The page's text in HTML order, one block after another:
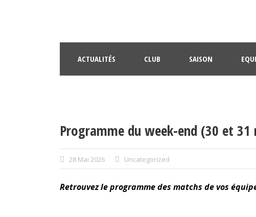
ACTUALITÉS CLUB SAISON
Programme du week-end (30 et 31
28 Mai 2026 Uncategorized
Retrouvez le programme des matchs de vos